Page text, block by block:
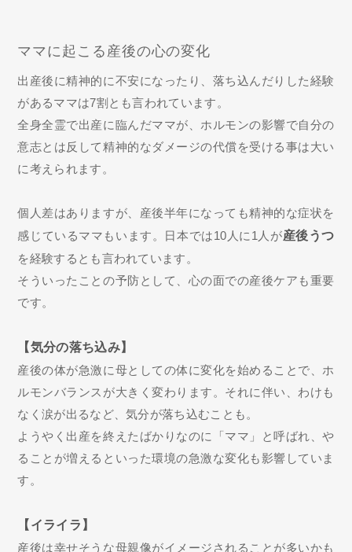
ママに起こる産後の心の変化
出産後に精神的に不安になったり、落ち込んだりした経験
があるママは7割とも言われています。
全身全霊で出産に臨んだママが、ホルモンの影響で自分の
意志とは反して精神的なダメージの代償を受ける事は大い
に考えられます。
個人差はありますが、産後半年になっても精神的な症状を
感じているママもいます。日本では10人に1人が産後うつ
を経験するとも言われています。
そういったことの予防として、心の面での産後ケアも重要
です。
【気分の落ち込み】
産後の体が急激に母としての体に変化を始めることで、ホ
ルモンバランスが大きく変わります。それに伴い、わけも
なく涙が出るなど、気分が落ち込むことも。
ようやく出産を終えたばかりなのに「ママ」と呼ばれ、や
ることが増えるといった環境の急激な変化も影響していま
す。
【イライラ】
産後は幸せそうな母親像がイメージされることが多いかも